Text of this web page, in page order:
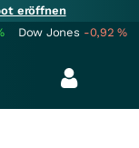
eröffnen
Dow Jones -0,92%